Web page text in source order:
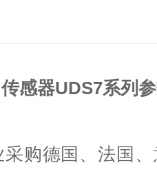
感器UDS7系列
采购德国、法国